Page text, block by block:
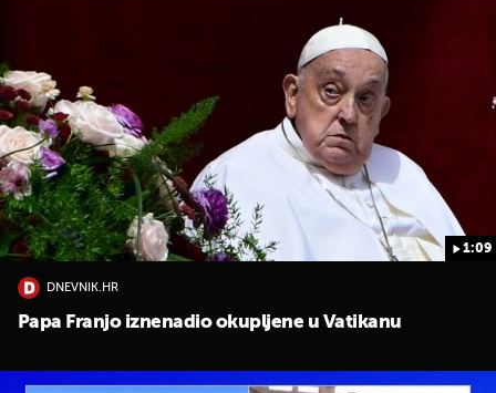
1:09
DNEVNIK.HR
Papa Franjo iznenadio okupljene u Vatikanu